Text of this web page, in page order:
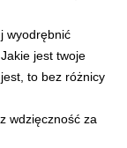
wyodrębnić
jest twoje
to bez różnicy
wdzięczność za